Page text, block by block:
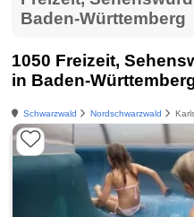
Baden-Württemberg
1050 Freizeit,
in Baden-
Schwarzwald Nordschwarzwald